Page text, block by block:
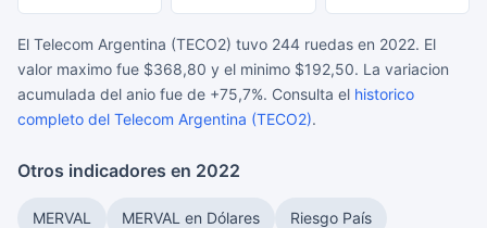
El Telecom Argentina (TECO2) tuvo 244 ruedas en 2022. El
valor maximo fue $368,80 y el minimo $192,50. La variacion
acumulada del anio fue de +75,7%. Consulta el historico
completo del Telecom Argentina (TECO2).
Otros indicadores en 2022
MERVAL MERVAL en Dólares Riesgo País